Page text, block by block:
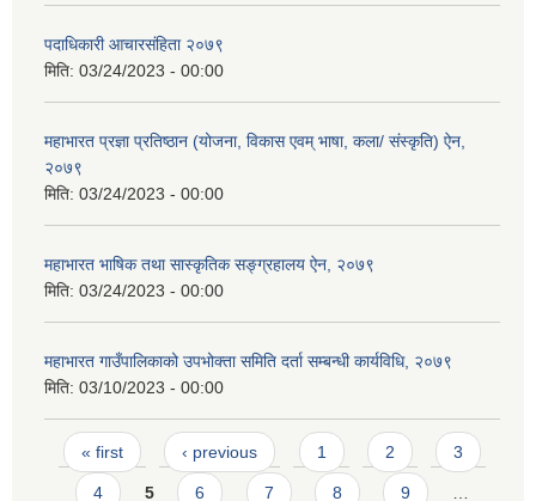
पदाधिकारी आचारसंहिता २०७९
मिति: 03/24/2023 - 00:00
महाभारत प्रज्ञा प्रतिष्ठान (योजना, विकास एवम् भाषा, कला/ संस्कृति) ऐन,
२०७९
मिति: 03/24/2023 - 00:00
महाभारत भाषिक तथा सास्कृतिक सङ्ग्रहालय ऐन, २०७९
मिति: 03/24/2023 - 00:00
महाभारत गाउँपालिकाको उपभोक्ता समिति दर्ता सम्बन्धी कार्यविधि, २०७९
मिति: 03/10/2023 - 00:00
Pages
« first ‹ previous 1 2 3
4 5 6 7 8 9